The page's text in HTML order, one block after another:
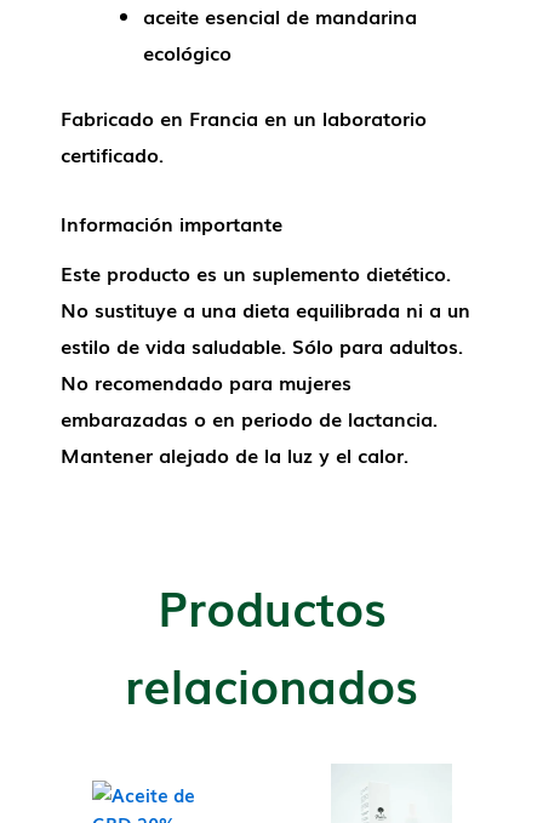
aceite esencial de mandarina
ecológico
Fabricado en Francia en un laboratorio
certificado.
Información importante
Este producto es un suplemento dietético.
No sustituye a una dieta equilibrada ni a un
estilo de vida saludable. Sólo para adultos.
No recomendado para mujeres
embarazadas o en periodo de lactancia.
Mantener alejado de la luz y el calor.
Productos
relacionados